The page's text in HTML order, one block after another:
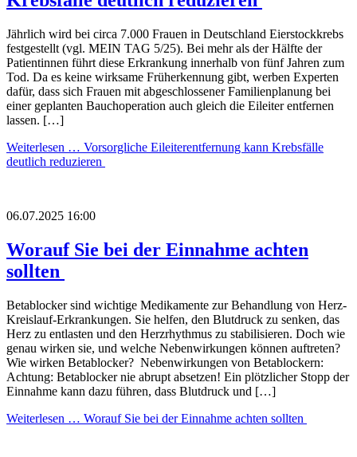
Jährlich wird bei circa 7.000 Frauen in Deutschland Eierstockkrebs
festgestellt (vgl. MEIN TAG 5/25). Bei mehr als der Hälfte der
Patientinnen führt diese Erkrankung innerhalb von fünf Jahren zum
Tod. Da es keine wirksame Früherkennung gibt, werben Experten
dafür, dass sich Frauen mit abgeschlossener Familienplanung bei
einer geplanten Bauchoperation auch gleich die Eileiter entfernen
lassen. […]
Weiterlesen … Vorsorgliche Eileiterentfernung kann Krebsfälle
deutlich reduzieren
06.07.2025 16:00
Worauf Sie bei der Einnahme achten
sollten
Betablocker sind wichtige Medikamente zur Behandlung von Herz-
Kreislauf-Erkrankungen. Sie helfen, den Blutdruck zu senken, das
Herz zu entlasten und den Herzrhythmus zu stabilisieren. Doch wie
genau wirken sie, und welche Nebenwirkungen können auftreten?
Wie wirken Betablocker? Nebenwirkungen von Betablockern:
Achtung: Betablocker nie abrupt absetzen! Ein plötzlicher Stopp der
Einnahme kann dazu führen, dass Blutdruck und […]
Weiterlesen … Worauf Sie bei der Einnahme achten sollten